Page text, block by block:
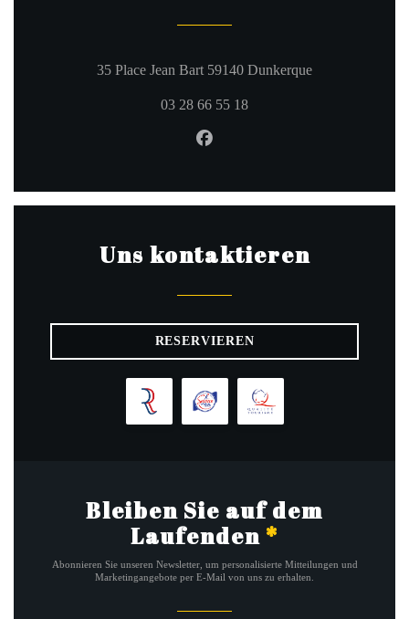
35 Place Jean Bart 59140 Dunkerque((öffnet ein
03 28 66 55 18
Facebook ((öffnet ein neues
Uns kontaktieren
RESERVIEREN
Bleiben Sie auf dem
Laufenden *
Abonnieren Sie unseren Newsletter, um personalisierte Mitteilungen und
Marketingangebote per E-Mail von uns zu erhalten.